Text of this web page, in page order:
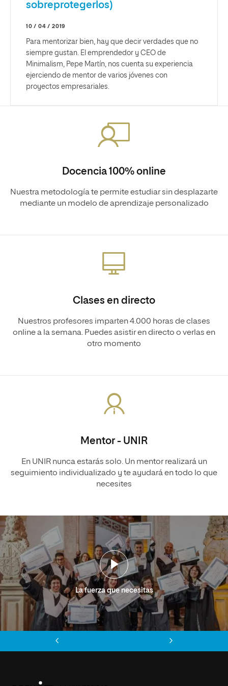
sobreprotegerlos)
10 / 04 / 2019
Para mentorizar bien, hay que decir verdades que no
siempre gustan. El emprendedor y CEO de
Minimalism, Pepe Martín, nos cuenta su experiencia
ejerciendo de mentor de varios jóvenes con
proyectos empresariales.
Docencia 100% online
Nuestra metodología te permite estudiar sin desplazarte
mediante un modelo de aprendizaje personalizado
Clases en directo
Nuestros profesores imparten 4.000 horas de clases
online a la semana. Puedes asistir en directo o verlas en
otro momento
Mentor - UNIR
En UNIR nunca estarás solo. Un mentor realizará un
seguimiento individualizado y te ayudará en todo lo que
necesites
La fuerza que necesitas